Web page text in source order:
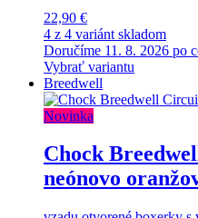
22,90 €
4 z 4 variánt skladom
Doručíme 11. 8. 2026 po
Vybrať variantu
Breedwell
Novinka
Chock
neónovo